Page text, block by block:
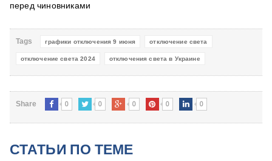
перед чиновниками
Tags графики отключения 9 июня отключение света
отключение света 2024 отключения света в Украине
Share 0 0 0 0 0
СТАТЬИ ПО ТЕМЕ